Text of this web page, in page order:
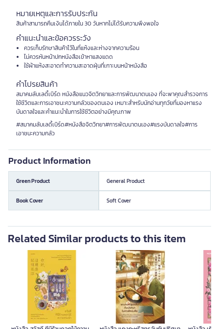
หมายเหตุและการรับประกัน
สินค้าสามารถคืนเงินได้ภายใน 30 วันหากไม่ได้รับความพึงพอใจ
คำแนะนำและข้อควรระวัง
ควรเก็บรักษาสินค้าไว้ในที่แห้งและห่างจากความร้อน
ไม่ควรหันหน้าปกหนังสือเข้าหาแสงแดด
ใช้ผ้าแห้งสะอาดทำความสะอาดฝุ่นที่เกาะบนหน้าหนังสือ
คำโปรยสินค้า
สมาคมลับเลดี้เบิร์ด หนังสือแนวจิตวิทยาและการพัฒนาตนเอง ที่จะพาคุณสำรวจการ
ใช้ชีวิตและการเอาชนะความกลัวของตนเอง เหมาะสำหรับนักอ่านทุกวัยที่มองหาแรง
บันดาลใจและคำแนะนำในการใช้ชีวิตอย่างมีคุณภาพ
#สมาคมลับเลดี้เบิร์ด#หนังสือจิตวิทยา#การพัฒนาตนเอง#แรงบันดาลใจ#การ
เอาชนะความกลัว
Product Information
Green Product General Product
Book Cover Soft Cover
Related Similar products to this item